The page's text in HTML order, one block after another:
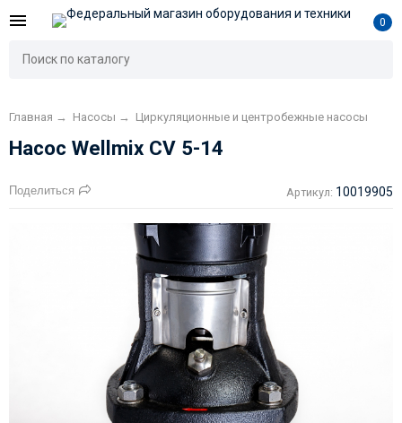
0
Главная → Насосы → Циркуляционные и центробежные насосы
Насос Wellmix CV 5-14
Поделиться Артикул: 10019905